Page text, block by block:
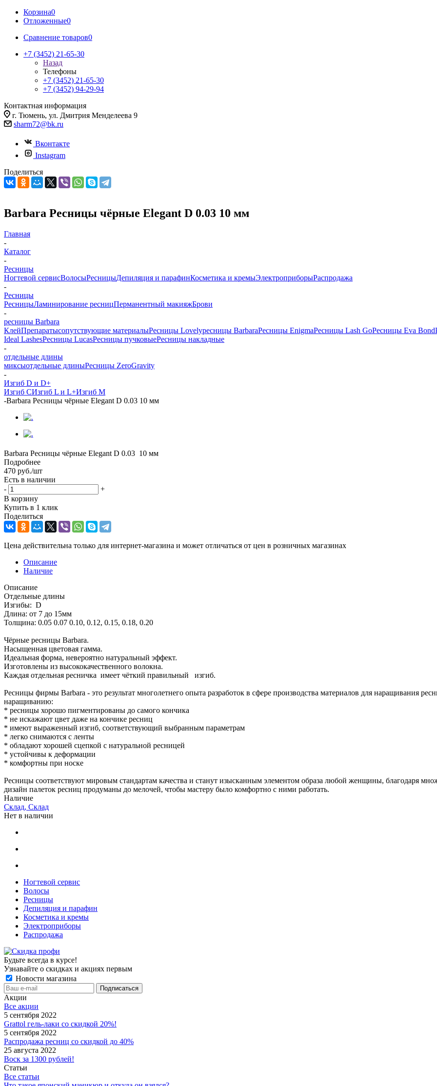
Корзина0
Отложенные0
Сравнение товаров0
+7 (3452) 21-65-30
Назад
Телефоны
+7 (3452) 21-65-30
+7 (3452) 94-29-94
Контактная информация
г. Тюмень, ул. Дмитрия Менделеева 9
sharm72@bk.ru
Вконтакте
Instagram
Поделиться
Barbara Ресницы чёрные Elegant D 0.03 10 мм
Главная
-
Каталог
-
Ресницы
Ногтевой сервисВолосыРесницыДепиляция и парафинКосметика и кремыЭлектроприборыРаспродажа
-
Ресницы
РесницыЛаминирование ресницПерманентный макияжБрови
-
ресницы Barbara
КлейПрепаратысопутствующие материалыРесницы Lovelyресницы BarbaraРесницы EnigmaРесницы Lash GoРесницы Eva Bond
Ideal LashesРесницы LucasРесницы пучковыеРесницы накладные
-
отдельные длины
миксыотдельные длиныРесницы ZeroGravity
-
Изгиб D и D+
Изгиб СИзгиб L и L+Изгиб M
-Barbara Ресницы чёрные Elegant D 0.03 10 мм
Barbara Ресницы чёрные Elegant D 0.03 10 мм
Подробнее
470 руб./шт
Есть в наличии
-
+
В корзину
Купить в 1 клик
Поделиться
Цена действительна только для интернет-магазина и может отличаться от цен в розничных магазинах
Описание
Наличие
Описание
Отдельные длины
Изгибы: D
Длина: от 7 до 15мм
Толщина: 0.05 0.07 0.10, 0.12, 0.15, 0.18, 0.20
Чёрные ресницы Barbara.
Насыщенная цветовая гамма.
Идеальная форма, невероятно натуральный эффект.
Изготовлены из высококачественного волокна.
Каждая отдельная ресничка имеет чёткий правильный изгиб.
Ресницы фирмы Barbara - это результат многолетнего опыта разработок в сфере производства материалов для наращивания
наращиванию:
* ресницы хорошо пигментированы до самого кончика
* не искажают цвет даже на кончике ресниц
* имеют выраженный изгиб, соответствующий выбранным параметрам
* легко снимаются с ленты
* обладают хорошей сцепкой с натуральной ресницей
* устойчивы к деформации
* комфортны при носке
Ресницы соответствуют мировым стандартам качества и станут изысканным элементом образа любой женщины, благодаря
дизайн палеток ресниц продуманы до мелочей, чтобы мастеру было комфортно с ними работать.
Наличие
Склад, Склад
Нет в наличии
Ногтевой сервис
Волосы
Ресницы
Депиляция и парафин
Косметика и кремы
Электроприборы
Распродажа
Будьте всегда в курсе!
Узнавайте о скидках и акциях первым
Новости магазина
Акции
Все акции
5 сентября 2022
Grattol гель-лаки со скидкой 20%!
5 сентября 2022
Распродажа ресниц со скидкой до 40%
25 августа 2022
Воск за 1300 рублей!
Статьи
Все статьи